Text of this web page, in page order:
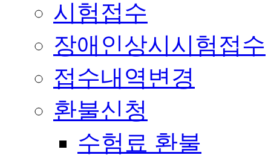
시험접수
장애인상시시험접수
접수내역변경
환불신청
수험료 환불